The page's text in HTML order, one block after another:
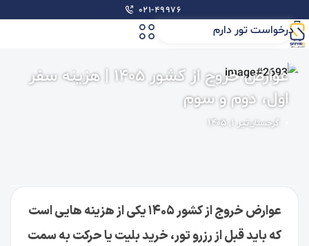
۰۲۱-۴۹۹۷۶
درخواست تور دارم
عوارض خروج از کشور ۱۴۰۵ | هزینه سفر
اول، دوم و سوم
گرجستانتیر ۱, ۱۴۰۵
عوارض خروج از کشور ۱۴۰۵ یکی از هزینه هایی است
که باید قبل از رزرو تور، خرید بلیت یا حرکت به سمت